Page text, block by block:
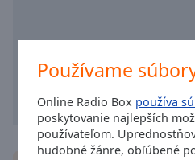
Používame
Online Radio Box používa
poskytovanie najlepších
používateľom.
hudobné žánre, obľúbené
close
window.